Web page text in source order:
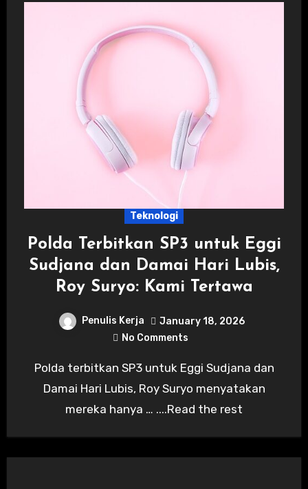
Teknologi
Polda Terbitkan SP3 untuk Eggi
Sudjana dan Damai Hari Lubis,
Roy Suryo: Kami Tertawa
Penulis Kerja
January 18, 2026
No Comments
Polda terbitkan SP3 untuk Eggi Sudjana dan
Damai Hari Lubis, Roy Suryo menyatakan
mereka hanya … ....Read the rest